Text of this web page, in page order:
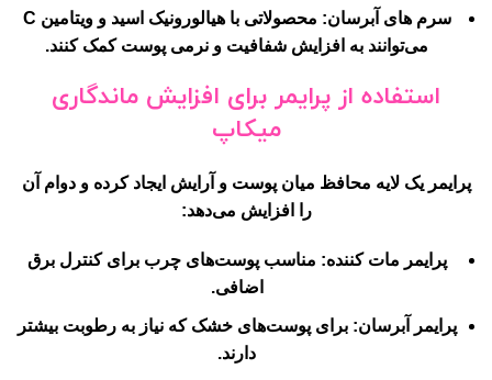
سرم های آبرسان:
محصولاتی با هیالورونیک اسید و ویتامین C
می‌توانند به افزایش شفافیت و نرمی پوست کمک کنند.
استفاده از پرایمر برای افزایش ماندگاری
میکاپ
پرایمر یک لایه محافظ میان پوست و آرایش ایجاد کرده و دوام آن
را افزایش می‌دهد:
پرایمر مات کننده: مناسب پوست‌های چرب برای کنترل برق
اضافی.
پرایمر آبرسان: برای پوست‌های خشک که نیاز به رطوبت بیشتر
دارند.